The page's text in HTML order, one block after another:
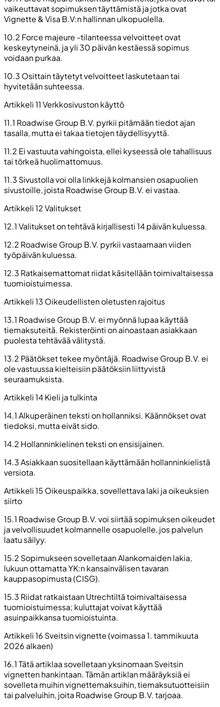
vaikeuttavat sopimuksen täyttämistä ja jotka ovat
Vignette & Visa B.V:n hallinnan ulkopuolella.
10.2 Force majeure -tilanteessa velvoitteet ovat
keskeytyneinä, ja yli 30 päivän kestäessä sopimus
voidaan purkaa.
10.3 Osittain täytetyt velvoitteet laskutetaan tai
hyvitetään suhteessa.
Artikkeli 11 Verkkosivuston käyttö
11.1 Roadwise Group B.V. pyrkii pitämään tiedot ajan
tasalla, mutta ei takaa tietojen täydellisyyttä.
11.2 Ei vastuuta vahingoista, ellei kyseessä ole tahallisuus
tai törkeä huolimattomuus.
11.3 Sivustolla voi olla linkkejä kolmansien osapuolien
sivustoille, joista Roadwise Group B.V. ei vastaa.
Artikkeli 12 Valitukset
12.1 Valitukset on tehtävä kirjallisesti 14 päivän kuluessa.
12.2 Roadwise Group B.V. pyrkii vastaamaan viiden
työpäivän kuluessa.
12.3 Ratkaisemattomat riidat käsitellään toimivaltaisessa
tuomioistuimessa.
Artikkeli 13 Oikeudellisten oletusten rajoitus
13.1 Roadwise Group B.V. ei myönnä lupaa käyttää
tiemaksuteitä. Rekisteröinti on ainoastaan asiakkaan
puolesta tehtävää välitystä.
13.2 Päätökset tekee myöntäjä. Roadwise Group B.V. ei
ole vastuussa kielteisiin päätöksiin liittyvistä
seuraamuksista.
Artikkeli 14 Kieli ja tulkinta
14.1 Alkuperäinen teksti on hollanniksi. Käännökset ovat
tiedoksi, mutta eivät sido.
14.2 Hollanninkielinen teksti on ensisijainen.
14.3 Asiakkaan suositellaan käyttämään hollanninkielistä
versiota.
Artikkeli 15 Oikeuspaikka, sovellettava laki ja oikeuksien
siirto
15.1 Roadwise Group B.V. voi siirtää sopimuksen oikeudet
ja velvollisuudet kolmannelle osapuolelle, jos palvelun
laatu säilyy.
15.2 Sopimukseen sovelletaan Alankomaiden lakia,
lukuun ottamatta YK:n kansainvälisen tavaran
kauppasopimusta (CISG).
15.3 Riidat ratkaistaan Utrechtiltä toimivaltaisessa
tuomioistuimessa; kuluttajat voivat käyttää
asuinpaikkansa tuomioistuinta.
Artikkeli 16 Sveitsin vignette (voimassa 1. tammikuuta
2026 alkaen)
16.1 Tätä artiklaa sovelletaan yksinomaan Sveitsin
vignetten hankintaan. Tämän artiklan määräyksiä ei
sovelleta muihin vignettemaksuihin, tiemaksutuotteisiin
tai palveluihin, joita Roadwise Group B.V. tarjoaa.